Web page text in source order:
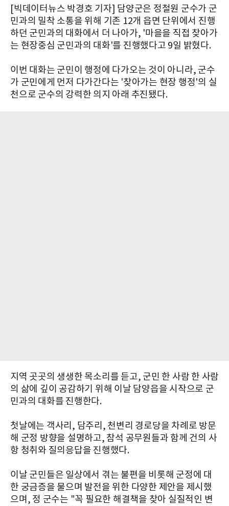
[빅데이터뉴스 박경호 기자] 담양군은 정철원 군수가 군
민과의 밀착 소통을 위해 기존 12개 읍면 단위에서 진행
하던 군민과의 대화에서 더 나아가, '마을을 직접 찾아가
는 현장중심 군민과의 대화'를 진행했다고 9일 밝혔다.
이번 대화는 군민이 행정에 다가오는 것이 아니라, 군수
가 군민에게 먼저 다가간다는 '찾아가는 현장 행정'의 실
천으로 군수의 강력한 의지 아래 추진됐다.
지역 곳곳의 생생한 목소리를 듣고, 군민 한 사람 한 사람
의 삶에 깊이 공감하기 위해 이날 담양읍을 시작으로 군
민과의 대화를 진행한다.
첫날에는 객사리, 담주리, 천변리 경로당을 차례로 방문
해 군정 방향을 설명하고, 참석 공무원들과 함께 건의 사
항 청취와 질의응답을 진행했다.
이날 군민들은 일상에서 겪는 불편을 비롯해 군정에 대
한 궁금증을 물으며 발전을 위한 다양한 제안을 제시했
으며, 정 군수는 "꼭 필요한 해결책을 찾아 실질적인 변